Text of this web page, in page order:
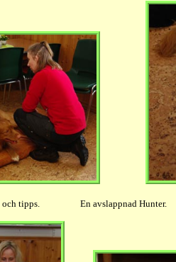
och tipps. En avslappnad Hunter.